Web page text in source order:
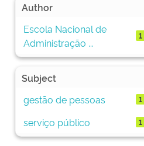
Author
Escola Nacional de
Administração ...
1
Subject
gestão de pessoas
1
serviço público 1